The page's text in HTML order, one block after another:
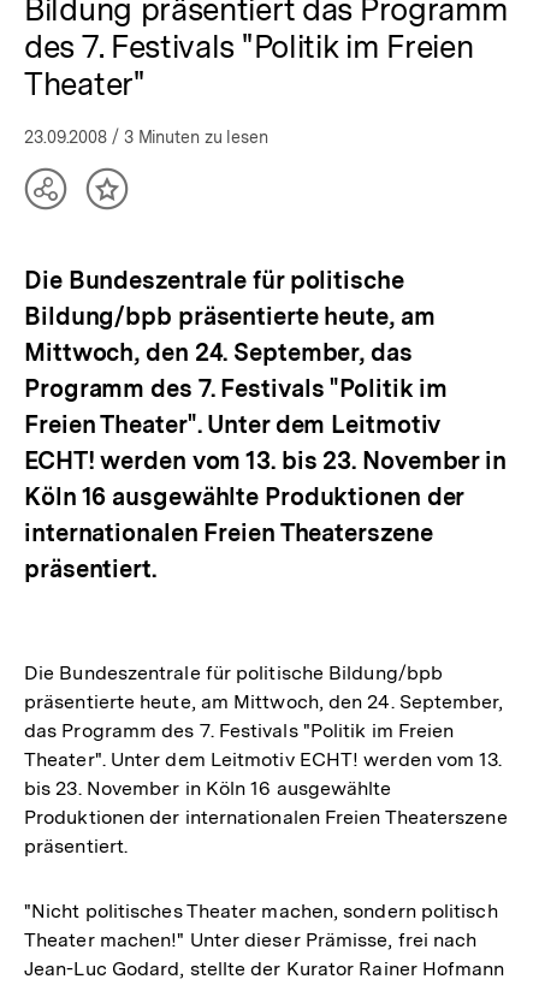
Bildung präsentiert das Programm
des 7. Festivals "Politik im Freien
Theater"
23.09.2008 / 3 Minuten zu lesen
TeilenInhalt
Die Bundeszentrale für politische
Bildung/bpb präsentierte heute, am
Mittwoch, den 24. September, das
Programm des 7. Festivals "Politik im
Freien Theater". Unter dem Leitmotiv
ECHT! werden vom 13. bis 23. November in
Köln 16 ausgewählte Produktionen der
internationalen Freien Theaterszene
präsentiert.
Die Bundeszentrale für politische Bildung/bpb
präsentierte heute, am Mittwoch, den 24. September,
das Programm des 7. Festivals "Politik im Freien
Theater". Unter dem Leitmotiv ECHT! werden vom 13.
bis 23. November in Köln 16 ausgewählte
Produktionen der internationalen Freien Theaterszene
präsentiert.
"Nicht politisches Theater machen, sondern politisch
Theater machen!" Unter dieser Prämisse, frei nach
Jean-Luc Godard, stellte der Kurator Rainer Hofmann